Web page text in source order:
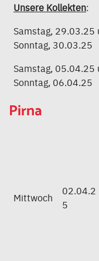
Unsere Kollekten:
Samstag, 29.03.25
Sonntag, 30.03.25
Samstag, 05.04.25
Sonntag, 06.04.25
Pirna
Mittwoch
02.04.2
5